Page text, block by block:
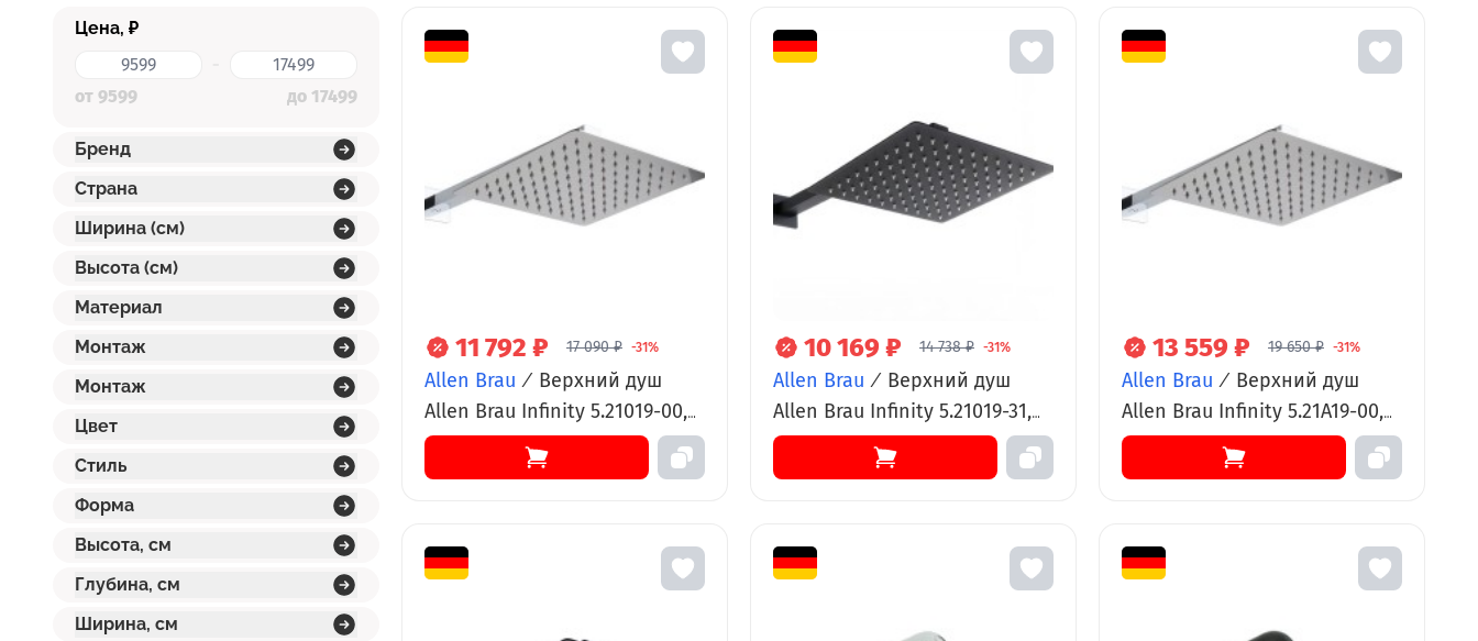
Цена, ₽
от 9599
до 17499
Бренд
Страна
Ширина (см)
Высота (см)
Материал
Монтаж
Монтаж
Цвет
Стиль
Форма
Высота, см
Глубина, см
Ширина, см
11 792 ₽ 17 090 ₽ -31%
Allen Brau / Верхний душ
Allen Brau Infinity 5.21019-00,
Slim квадратный, 25 х 25 см,
хром
10 169 ₽ 14 738 ₽ -31%
Allen Brau / Верхний душ
Allen Brau Infinity 5.21019-31,
Slim квадратный, 25 х 25 см,
черный матовый
13 559 ₽ 19 650 ₽ -31%
Allen Brau / Верхний душ
Allen Brau Infinity 5.21A19-00,
Slim квадратный, 30 х 30 см,
хром